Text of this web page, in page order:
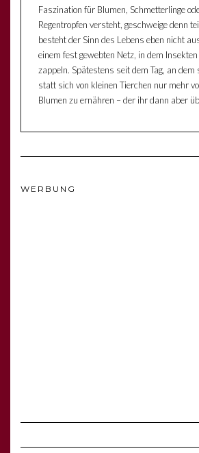
Faszination für Blumen, Schmetterlinge
Regentropfen versteht, geschweige denn
besteht der Sinn des Lebens eben nicht
einem fest gewebten Netz, in dem
zappeln. Spätestens seit dem Tag, an dem
statt sich von kleinen Tierchen nur mehr
Blumen zu ernähren – der ihr dann aber
WERBUNG